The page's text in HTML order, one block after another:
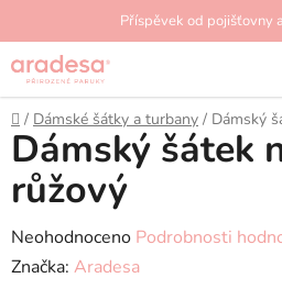
obsah
Příspěvek od pojišťovny
Domů
/ Dámské šátky a turbany / Dámský
Dámský šátek
růžový
Průměrné
hodnocení
Neohodnoceno Podrobnosti
Značka: Aradesa